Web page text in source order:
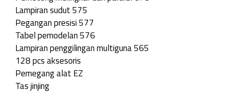
Lampiran sudut 575
Pegangan presisi 577
Tabel pemodelan 576
Lampiran penggilingan multiguna 565
128 pcs aksesoris
Pemegang alat EZ
Tas jinjing